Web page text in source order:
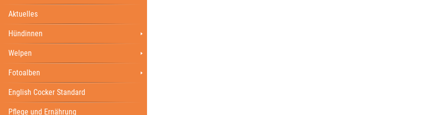
Aktuelles
Hündinnen
Welpen
Fotoalben
English Cocker Standard
Pflege und Ernährung